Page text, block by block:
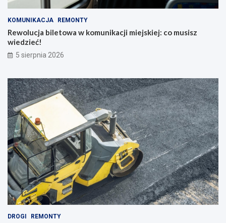
KOMUNIKACJA REMONTY
Rewolucja biletowa w komunikacji miejskiej: co musisz
wiedzieć!
5 sierpnia 2026
DROGI REMONTY